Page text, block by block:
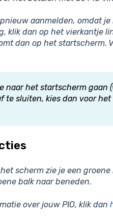
aanmelden, omdat
klik dan op het vierkantje
dan op het startscherm.
naar het startscherm gaan
te sluiten, kies dan voor
scherm zie je een
balk naar beneden.
over jouw PIO, klik dan